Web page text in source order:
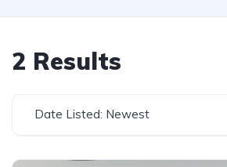
2 Results
Date Listed: Newest